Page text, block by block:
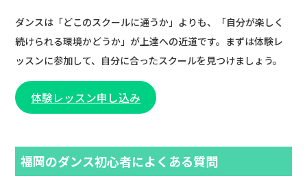
ダンスは「どこのスクールに通うか」よりも、「自分が楽しく
続けられる環境かどうか」が上達への近道です。まずは体験レ
ッスンに参加して、自分に合ったスクールを見つけましょう。
体験レッスン申し込み
福岡のダンス初心者によくある質問